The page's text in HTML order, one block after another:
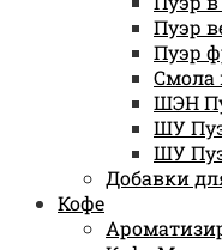
Пуэр
Пуэр
Смола
ШЭН
ШУ
ШУ
Добавки
Кофе